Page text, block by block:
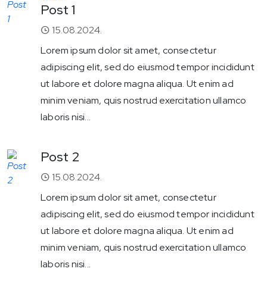
Post 1
15.08.2024.
Lorem ipsum dolor sit amet, consectetur
adipiscing elit, sed do eiusmod tempor incididunt
ut labore et dolore magna aliqua. Ut enim ad
minim veniam, quis nostrud exercitation ullamco
laboris nisi...
Post 2
15.08.2024.
Lorem ipsum dolor sit amet, consectetur
adipiscing elit, sed do eiusmod tempor incididunt
ut labore et dolore magna aliqua. Ut enim ad
minim veniam, quis nostrud exercitation ullamco
laboris nisi...